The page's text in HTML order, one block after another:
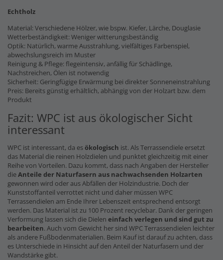
Echtholz
Material: Verschiedene Hölzer, wie bspw. Kiefer, Lärche, Douglasie
Wetterbeständigkeit: Weniger witterungsbeständig
Optik: Natürlich, warme Ausstrahlung, vielfältiges Farbenspiel,
abwechslungsreich im Muster
Reinigung & Pflege: flegeintensiv, anfällig für Schädlinge,
Nachstreichen, Ölen ist notwendig
Sicherheit: Geringfügige Erwärmung bei direkter Sonneneinstrahlung
Preis: Bereits günstig erhältlich, abhängig von der Holzart bzw. dem
Produkt
Fazit: WPC ist aus ökologischer Sicht
interessant
WPC ist interessant, da esökologisch ist. Als Terrassendiele ersetzt
das Material die reinen Holzdielen und punktet gleichzeitig mit einer
Reihe von Vorteilen. Dazu kommt, dass nach Angaben der Hersteller
dieAnteile der Naturfasern aus nachwachsenden Holzarten
gewonnen wird oder aus Abfällen der Holzindustrie. Doch der
Kunststoffanteil verrottet nicht und daher müssen WPC
Terrassendielen am Ende Ihrer Lebenszeit entsprechend entsorgt
werden. Das Material ist zu 100 Prozent recyclebar. Dank der geringen
Verformung lassen sich die Dielen einfach verlegen und sind gut zu
bearbeiten. Auch vom Gewicht her sind WPC Terrassendielen leichter
als andere Fußbodenmaterialien. Beim Kauf ist darauf zu achten, dass
es Unterschiede in Hinsicht auf den Anteil der Naturfasern und der
Wandstärke gibt.